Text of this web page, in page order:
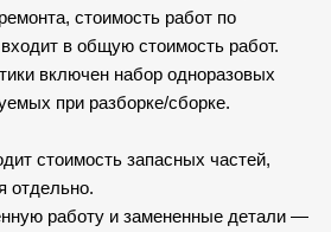
стоимость работ по
входит в общую стоимость работ.
включен набор одноразовых
при разборке/сборке.
стоимость запасных частей,
отдельно.
работу и замененные детали —